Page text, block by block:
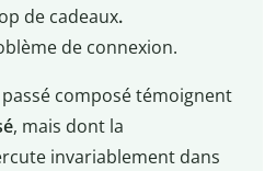
de cadeaux.
de connexion.
composé témoignent
, mais dont la
invariablement dans